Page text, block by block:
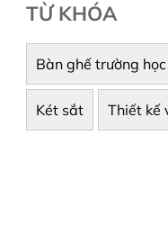
TỪ KHÓA
Bàn ghế trường học
Két sắt Thiết kế